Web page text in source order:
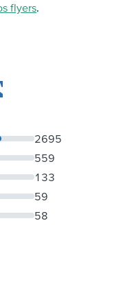
flyers.
58
59
133
559
2695